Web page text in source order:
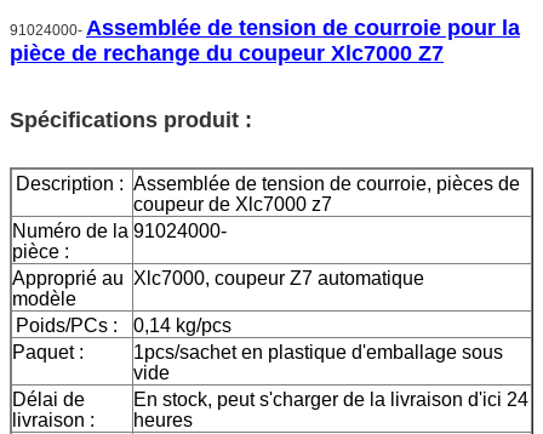
91024000- Assemblée de tension de courroie pour la
pièce de rechange du coupeur Xlc7000 Z7
Spécifications produit :
Description : Assemblée de tension de courroie, pièces de
coupeur de Xlc7000 z7
Numéro de la
pièce :
91024000-
Approprié au
modèle
Xlc7000, coupeur Z7 automatique
Poids/PCs :
0,14 kg/pcs
Paquet :
1pcs/sachet en plastique d'emballage sous
vide
Délai de
livraison :
En stock, peut s'charger de la livraison d'ici 24
heures